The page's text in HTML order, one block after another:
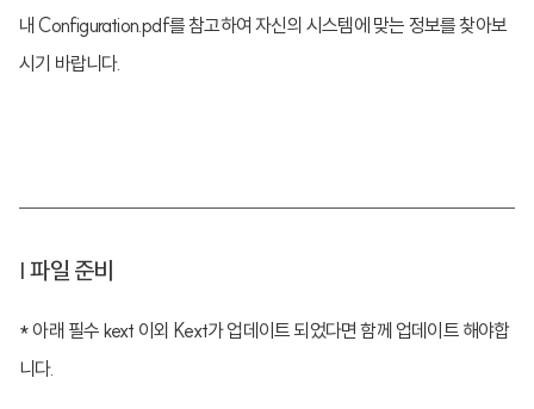
내 Configuration.pdf를 참고하여 자신의 시스템에 맞는 정보를 찾아보
시기 바랍니다.
| 파일 준비
* 아래 필수 kext 이외 Kext가 업데이트 되었다면 함께 업데이트 해야합
니다.